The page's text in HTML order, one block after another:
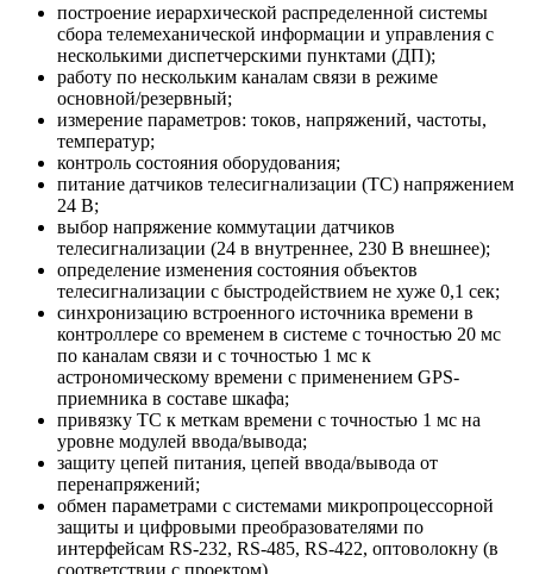
построение иерархической распределенной системы
сбора телемеханической информации и управления с
несколькими диспетчерскими пунктами (ДП);
работу по нескольким каналам связи в режиме
основной/резервный;
измерение параметров: токов, напряжений, частоты,
температур;
контроль состояния оборудования;
питание датчиков телесигнализации (ТС) напряжением
24 В;
выбор напряжение коммутации датчиков
телесигнализации (24 в внутреннее, 230 В внешнее);
определение изменения состояния объектов
телесигнализации с быстродействием не хуже 0,1 сек;
синхронизацию встроенного источника времени в
контроллере со временем в системе с точностью 20 мс
по каналам связи и с точностью 1 мс к
астрономическому времени с применением GPS-
приемника в составе шкафа;
привязку ТС к меткам времени с точностью 1 мс на
уровне модулей ввода/вывода;
защиту цепей питания, цепей ввода/вывода от
перенапряжений;
обмен параметрами с системами микропроцессорной
защиты и цифровыми преобразователями по
интерфейсам RS-232, RS-485, RS-422, оптоволокну (в
соответствии с проектом)